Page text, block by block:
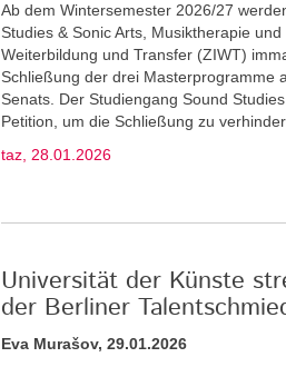
Ab dem Wintersemester 2026/27
Studies & Sonic Arts, Musiktherapie
Weiterbildung und Transfer (ZIWT)
Schließung der drei Masterprogramme
Senats. Der Studiengang Sound
Petition, um die Schließung zu
taz, 28.01.2026
Universität der Künste
der Berliner
Eva Murašov, 29.01.2026